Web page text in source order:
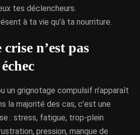
tes déclencheurs.
à ta vie qu’à ta nourriture.
n’est pas
un grignotage compulsif n’apparaît
la majorité des cas, c’est une
: stress, fatigue, trop-plein
pression, manque de